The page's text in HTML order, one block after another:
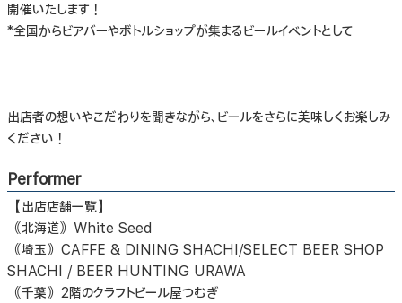
開催いたします！
*全国からビアバーやボトルショップが集まるビールイベントとして
出店者の想いやこだわりを聞きながら、ビールをさらに美味しくお楽しみ
ください！
Performer
【出店店舗一覧】
｟北海道｠White Seed
｟埼玉｠CAFFE & DINING SHACHI/SELECT BEER SHOP
SHACHI / BEER HUNTING URAWA
｟千葉｠2階のクラフトビール屋つむぎ